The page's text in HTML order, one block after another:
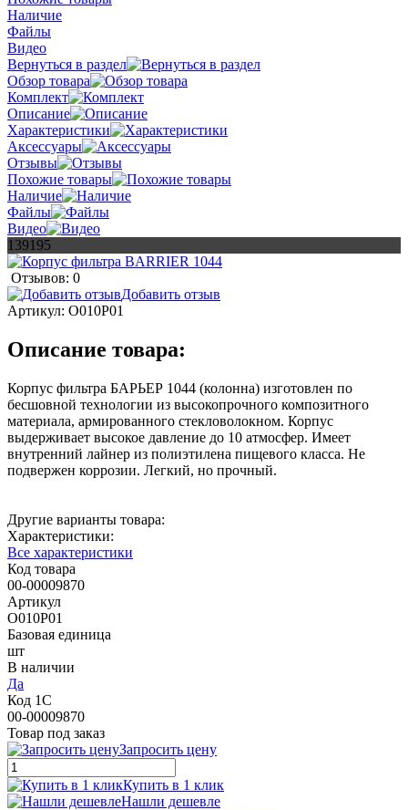
Наличие
Файлы
Видео
Вернуться в раздел
Обзор товара
Комплект
Описание
Характеристики
Аксессуары
Отзывы
Похожие товары
Наличие
Файлы
Видео
139195
Отзывов: 0
Добавить отзыв
Артикул: О010Р01
Описание товара:
Корпус фильтра БАРЬЕР 1044 (колонна) изготовлен по
бесшовной технологии из высокопрочного композитного
материала, армированного стекловолокном. Корпус
выдерживает высокое давление до 10 атмосфер. Имеет
внутренний лайнер из полиэтилена пищевого класса. Не
подвержен коррозии. Легкий, но прочный.
Другие варианты товара:
Характеристики:
Все характеристики
Код товара
00-00009870
Артикул
О010Р01
Базовая единица
шт
В наличии
Да
Код 1С
00-00009870
Товар под заказ
Запросить цену
Купить в 1 клик
Нашли дешевле